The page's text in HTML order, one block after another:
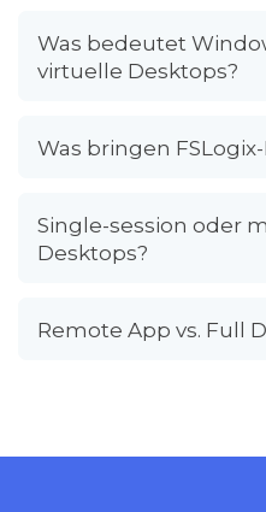
Was bedeutet
virtuelle Desktops?
Was bringen
Single-session oder
Desktops?
Remote App vs. Full